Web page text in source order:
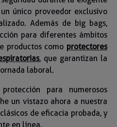
único proveedor exclusivo
Además de big bags,
para diferentes ámbitos
productos como protectores
, que garantizan la
laboral.
para numerosos
un vistazo ahora a nuestra
de eficacia probada, y
en línea.